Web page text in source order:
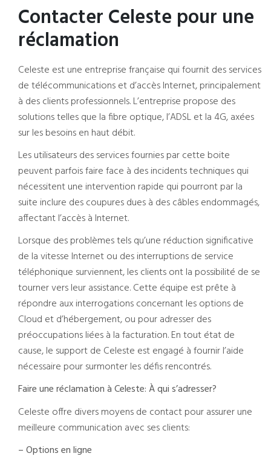
Contacter Celeste pour une
réclamation
Celeste est une entreprise française qui fournit des services
de télécommunications et d’accès Internet, principalement
à des clients professionnels. L’entreprise propose des
solutions telles que la fibre optique, l’ADSL et la 4G, axées
sur les besoins en haut débit.
Les utilisateurs des services fournies par cette boite
peuvent parfois faire face à des incidents techniques qui
nécessitent une intervention rapide qui pourront par la
suite inclure des coupures dues à des câbles endommagés,
affectant l’accès à Internet.
Lorsque des problèmes tels qu’une réduction significative
de la vitesse Internet ou des interruptions de service
téléphonique surviennent, les clients ont la possibilité de se
tourner vers leur assistance. Cette équipe est prête à
répondre aux interrogations concernant les options de
Cloud et d’hébergement, ou pour adresser des
préoccupations liées à la facturation. En tout état de
cause, le support de Celeste est engagé à fournir l’aide
nécessaire pour surmonter les défis rencontrés.
Faire une réclamation à Celeste: À qui s’adresser?
Celeste offre divers moyens de contact pour assurer une
meilleure communication avec ses clients:
– Options en ligne